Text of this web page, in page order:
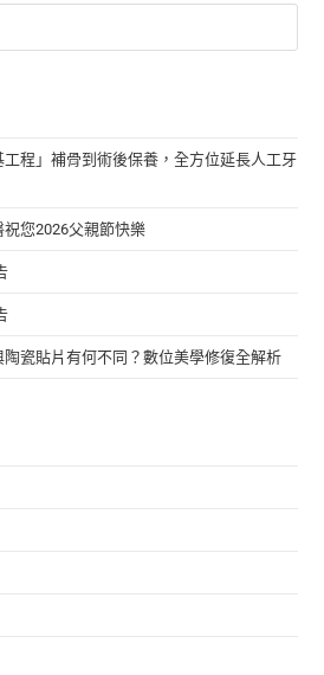
程」補骨到術後保養，全方位延長人工牙
您2026父親節快樂
瓷貼片有何不同？數位美學修復全解析